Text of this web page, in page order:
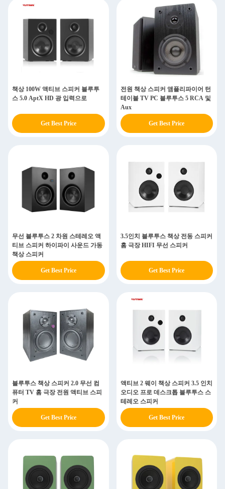
책상 100W 액티브 스피커 블루투
스 5.0 AptX HD 광 입력으로
Get Best Price
전원 책상 스피커 앰플리파이어 턴
테이블 TV PC 블루투스 5 RCA 및
Aux
Get Best Price
무선 블루투스 2 차원 스테레오 액
티브 스피커 하이파이 사운드 가동
책상 스피커
Get Best Price
3.5인치 블루투스 책상 전동 스피커
홈 극장 HIFI 무선 스피커
Get Best Price
블루투스 책상 스피커 2.0 무선 컴
퓨터 TV 홈 극장 전원 액티브 스피
커
Get Best Price
액티브 2 웨이 책상 스피커 3.5 인치
오디오 프로 데스크톱 블루투스 스
테레오 스피커
Get Best Price